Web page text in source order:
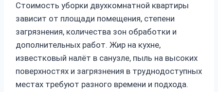
Стоимость уборки двухкомнатной квартиры
зависит от площади помещения, степени
загрязнения, количества зон обработки и
дополнительных работ. Жир на кухне,
известковый налёт в санузле, пыль на высоких
поверхностях и загрязнения в труднодоступных
местах требуют разного времени и подхода.